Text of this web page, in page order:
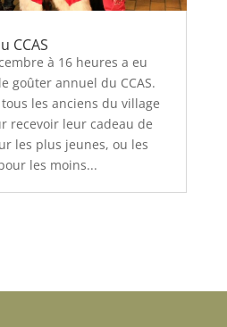
CCAS
à 16 heures a eu
goûter annuel du CCAS.
les anciens du village
recevoir leur cadeau de
les plus jeunes, ou les
les moins...